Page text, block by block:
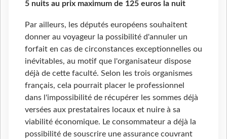
5 nuits au prix maximum de 125 euros la nuit
Par ailleurs, les députés européens souhaitent
donner au voyageur la possibilité d'annuler un
forfait en cas de circonstances exceptionnelles ou
inévitables, au motif que l'organisateur dispose
déjà de cette faculté. Selon les trois organismes
français, cela pourrait placer le professionnel
dans l'impossibilité de récupérer les sommes déjà
versées aux prestataires locaux et nuire à sa
viabilité économique. Le consommateur a déjà la
possibilité de souscrire une assurance couvrant